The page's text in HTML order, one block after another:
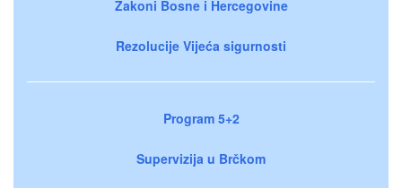
Zakoni Bosne i Hercegovine
Rezolucije Vijeća sigurnosti
Program 5+2
Supervizija u Brčkom